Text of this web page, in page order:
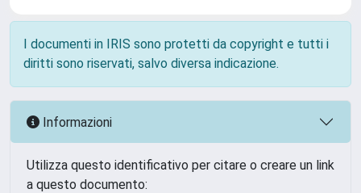
I documenti in IRIS sono protetti da copyright e tutti i
diritti sono riservati, salvo diversa indicazione.
Informazioni
Utilizza questo identificativo per citare o creare un link
a questo documento: